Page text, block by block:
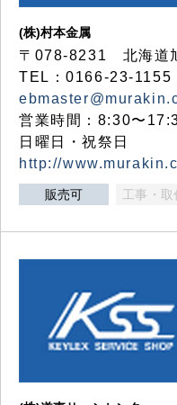
(株)村本金属
〒078-8231 北海道
TEL：0166-23-
営業時間：8:30〜
日曜日・祝祭日
http://
販売可 工事・取